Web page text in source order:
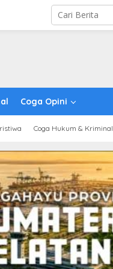
Coga Opini
Coga Hukum & Kriminal